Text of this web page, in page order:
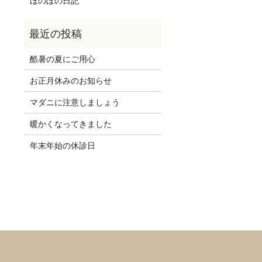
酷暑の夏にご用心
お正月休みのお知らせ
マダニに注意しましょう
暖かくなってきました
年末年始の休診日